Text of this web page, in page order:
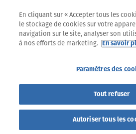
Trouvez le job qui
Trouvez le job qui
convient !
En cliquant sur « Accepter tous les
le stockage de cookies sur votre
navigation sur le site, analyser son
à nos efforts de marketing.
En savoir
Paramètres des
Tout refuser
Autoriser tous les